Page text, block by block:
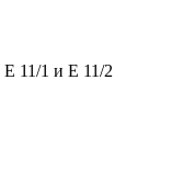
11/1 и Е 11/2